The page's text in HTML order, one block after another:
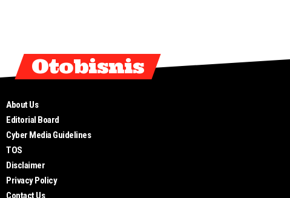
Otobisnis
About Us
Editorial Board
Cyber Media Guidelines
TOS
Disclaimer
Privacy Policy
Contact Us